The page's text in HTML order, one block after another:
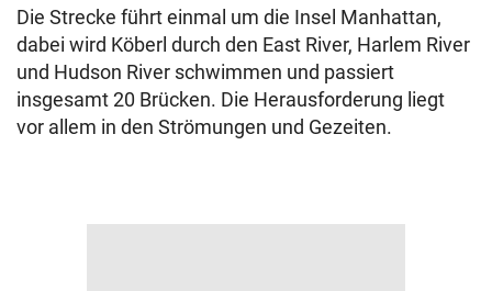
Die Strecke führt einmal um die Insel Manhattan,
dabei wird Köberl durch den East River, Harlem River
und Hudson River schwimmen und passiert
insgesamt 20 Brücken. Die Herausforderung liegt
vor allem in den Strömungen und Gezeiten.